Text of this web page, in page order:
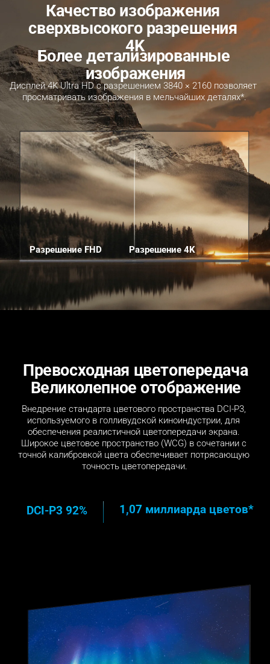
Качество изображения
сверхвысокого разрешения
4K
Более детализированные
изображения
Дисплей 4K Ultra HD с разрешением 3840 × 2160 позволяет
просматривать изображения в мельчайших деталях*.
Разрешение FHD Разрешение 4K
Превосходная цветопередача
Великолепное отображение
Внедрение стандарта цветового пространства DCI-P3,
используемого в голливудской киноиндустрии, для
обеспечения реалистичной цветопередачи экрана.
Широкое цветовое пространство (WCG) в сочетании с
точной калибровкой цвета обеспечивает потрясающую
точность цветопередачи.
DCI-P3 92% 1,07 миллиарда цветов*